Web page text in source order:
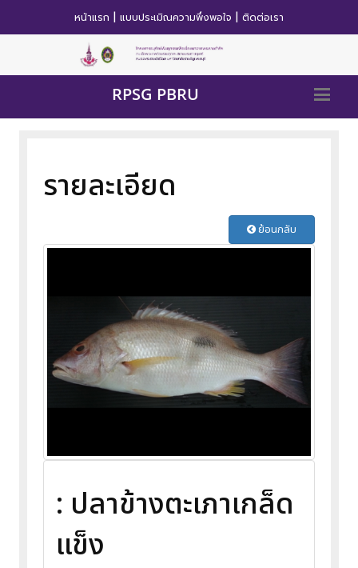
หน้าแรก | แบบประเมิณความพึ่งพอใจ | ติดต่อเรา
RPSG PBRU
รายละเอียด
ย้อนกลับ
: ปลาข้างตะเภาเกล็ด
แข็ง